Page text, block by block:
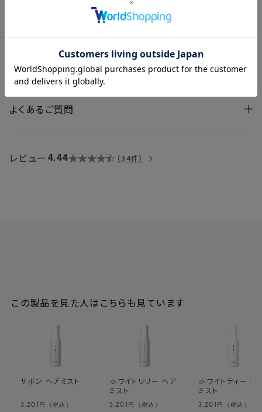
持ち運びにも便利なサイズで、髪をしっかりと保
湿してまとめるので、外出先でのセット直しにも
重宝します。
よくあるご質問
レビュー 4.44 34件
この製品を見た人はこちらも見ています
サボン ヘアミスト
3,201 円（税込）
ホワイトリリー ヘア
ミスト
3,201 円（税込）
ホワイトティー ヘ
ミスト
3,201 円（税込）